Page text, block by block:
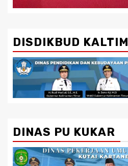
DISDIKBUD KALTIM
DINAS PU KUKAR